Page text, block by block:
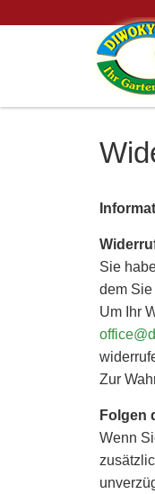
Sie
dem Sie
Um Ihr
Zur
Folgen
Wenn